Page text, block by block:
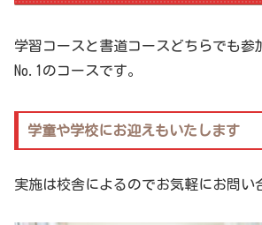
学習コースと書道コースどちらでも参
No.1のコースです。
学童や学校にお迎えもいたします
実施は校舎によるのでお気軽にお問い